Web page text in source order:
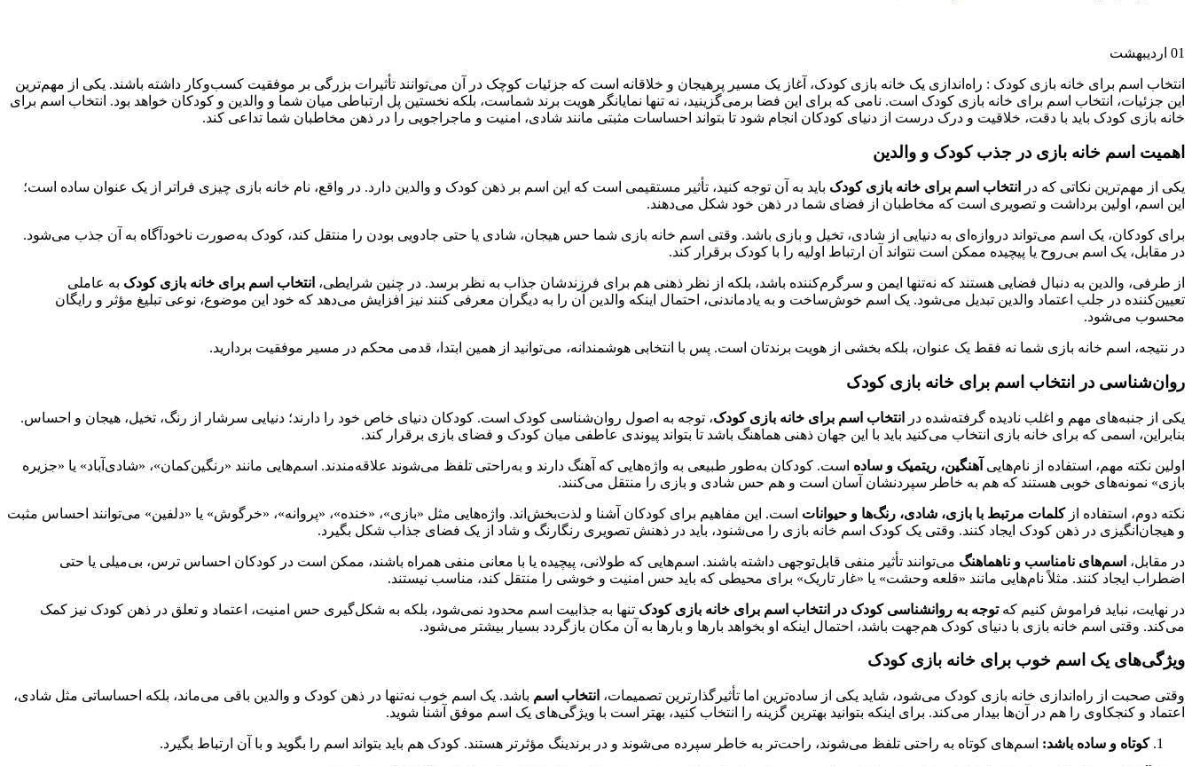
01 اردیبهشت
انتخاب اسم برای خانه بازی کودک : راه‌اندازی یک خانه بازی کودک، آغاز یک مسیر پرهیجان و خلاقانه است که جزئیات کوچک در آن می‌توانند تأثیرات بزرگی بر موفقیت کسب‌وکار داشته باشند. یکی از مهم‌ترین
این جزئیات، انتخاب اسم برای خانه بازی کودک است. نامی که برای این فضا برمی‌گزینید، نه تنها نمایانگر هویت برند شماست، بلکه نخستین پل ارتباطی میان شما و والدین و کودکان خواهد بود. انتخاب اسم برای
خانه بازی کودک باید با دقت، خلاقیت و درک درست از دنیای کودکان انجام شود تا بتواند احساسات مثبتی مانند شادی، امنیت و ماجراجویی را در ذهن مخاطبان شما تداعی کند.
اهمیت اسم خانه بازی در جذب کودک و والدین
یکی از مهم‌ترین نکاتی که در انتخاب اسم برای خانه بازی کودک باید به آن توجه کنید، تأثیر مستقیمی است که این اسم بر ذهن کودک و والدین دارد. در واقع، نام خانه بازی چیزی فراتر از یک عنوان ساده است؛
این اسم، اولین برداشت و تصویری است که مخاطبان از فضای شما در ذهن خود شکل می‌دهند.
برای کودکان، یک اسم می‌تواند دروازه‌ای به دنیایی از شادی، تخیل و بازی باشد. وقتی اسم خانه بازی شما حس هیجان، شادی یا حتی جادویی بودن را منتقل کند، کودک به‌صورت ناخودآگاه به آن جذب می‌شود.
در مقابل، یک اسم بی‌روح یا پیچیده ممکن است نتواند آن ارتباط اولیه را با کودک برقرار کند.
از طرفی، والدین به دنبال فضایی هستند که نه‌تنها ایمن و سرگرم‌کننده باشد، بلکه از نظر ذهنی هم برای فرزندشان جذاب به نظر برسد. در چنین شرایطی، انتخاب اسم برای خانه بازی کودک به عاملی
تعیین‌کننده در جلب اعتماد والدین تبدیل می‌شود. یک اسم خوش‌ساخت و به یادماندنی، احتمال اینکه والدین آن را به دیگران معرفی کنند نیز افزایش می‌دهد که خود این موضوع، نوعی تبلیغ مؤثر و رایگان
محسوب می‌شود.
در نتیجه، اسم خانه بازی شما نه فقط یک عنوان، بلکه بخشی از هویت برندتان است. پس با انتخابی هوشمندانه، می‌توانید از همین ابتدا، قدمی محکم در مسیر موفقیت بردارید.
روان‌شناسی در انتخاب اسم برای خانه بازی کودک
یکی از جنبه‌های مهم و اغلب نادیده گرفته‌شده در انتخاب اسم برای خانه بازی کودک، توجه به اصول روان‌شناسی کودک است. کودکان دنیای خاص خود را دارند؛ دنیایی سرشار از رنگ، تخیل، هیجان و احساس.
بنابراین، اسمی که برای خانه بازی انتخاب می‌کنید باید با این جهان ذهنی هماهنگ باشد تا بتواند پیوندی عاطفی میان کودک و فضای بازی برقرار کند.
اولین نکته مهم، استفاده از نام‌هایی آهنگین، ریتمیک و ساده است. کودکان به‌طور طبیعی به واژه‌هایی که آهنگ دارند و به‌راحتی تلفظ می‌شوند علاقه‌مندند. اسم‌هایی مانند «رنگین‌کمان»، «شادی‌آباد» یا «جزیره
بازی» نمونه‌های خوبی هستند که هم به خاطر سپردنشان آسان است و هم حس شادی و بازی را منتقل می‌کنند.
نکته دوم، استفاده ازکلمات مرتبط با بازی، شادی، رنگ‌ها و حیوانات است. این مفاهیم برای کودکان آشنا و لذت‌بخش‌اند. واژه‌هایی مثل «بازی»، «خنده»، «پروانه»، «خرگوش» یا «دلفین» می‌توانند احساس مثبت
و هیجان‌انگیزی در ذهن کودک ایجاد کنند. وقتی یک کودک اسم خانه بازی را می‌شنود، باید در ذهنش تصویری رنگارنگ و شاد از یک فضای جذاب شکل بگیرد.
در مقابل، اسم‌های نامناسب و ناهماهنگ می‌توانند تأثیر منفی قابل‌توجهی داشته باشند. اسم‌هایی که طولانی، پیچیده یا با معانی منفی همراه باشند، ممکن است در کودکان احساس ترس، بی‌میلی یا حتی
اضطراب ایجاد کنند. مثلاً نام‌هایی مانند «قلعه وحشت» یا «غار تاریک» برای محیطی که باید حس امنیت و خوشی را منتقل کند، مناسب نیستند.
در نهایت، نباید فراموش کنیم کهتوجه به روانشناسی کودک در انتخاب اسم برای خانه بازی کودک تنها به جذابیت اسم محدود نمی‌شود، بلکه به شکل‌گیری حس امنیت، اعتماد و تعلق در ذهن کودک نیز کمک
می‌کند. وقتی اسم خانه بازی با دنیای کودک هم‌جهت باشد، احتمال اینکه او بخواهد بارها و بارها به آن مکان بازگردد بسیار بیشتر می‌شود.
ویژگی‌های یک اسم خوب برای خانه بازی کودک
وقتی صحبت از راه‌اندازی خانه بازی کودک می‌شود، شاید یکی از ساده‌ترین اما تأثیرگذارترین تصمیمات، انتخاب اسم باشد. یک اسم خوب نه‌تنها در ذهن کودک و والدین باقی می‌ماند، بلکه احساساتی مثل شادی،
اعتماد و کنجکاوی را هم در آن‌ها بیدار می‌کند. برای اینکه بتوانید بهترین گزینه را انتخاب کنید، بهتر است با ویژگی‌های یک اسم موفق آشنا شوید.
کوتاه و ساده باشد: اسم‌های کوتاه به راحتی تلفظ می‌شوند، راحت‌تر به خاطر سپرده می‌شوند و در برندینگ مؤثرتر هستند. کودک هم باید بتواند اسم را بگوید و با آن ارتباط بگیرد.